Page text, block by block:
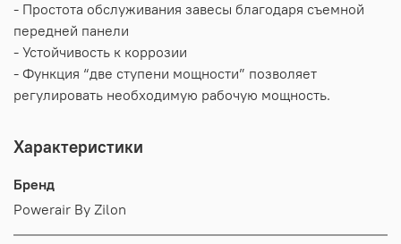
- Простота обслуживания завесы благодаря съемной
передней панели
- Устойчивость к коррозии
- Функция “две ступени мощности” позволяет
регулировать необходимую рабочую мощность.
Характеристики
Бренд
Powerair By Zilon